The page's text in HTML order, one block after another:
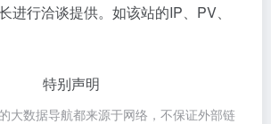
进行洽谈提供。如该站的IP、PV、
特别声明
大数据导航都来源于网络，不保证外部链